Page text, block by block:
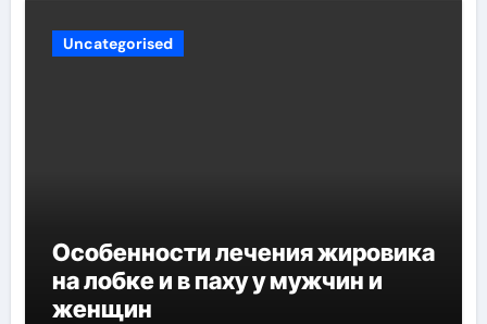
Uncategorised
Особенности лечения жировика
на лобке и в паху у мужчин и
женщин